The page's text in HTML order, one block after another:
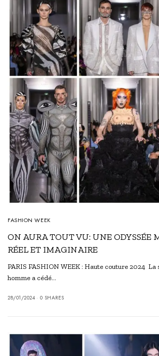
FASHION WEEK
ON AURA TOUT VU: UNE ODYSSÉE
RÉEL ET IMAGINAIRE
PARIS FASHION WEEK : Haute couture 2024 La
homme a cédé…
28/01/2024 0 SHARES